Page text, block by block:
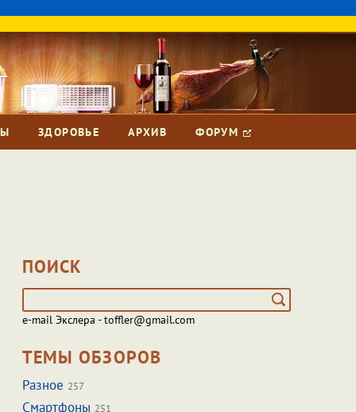
ЗДОРОВЬЕ АРХИВ ФОРУМ
ПОИСК
e-mail Экслера - toffler@gmail.com
ТЕМЫ ОБЗОРОВ
Разное 257
Смартфоны 251